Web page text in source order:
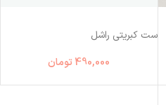
ست کبریتی راشل
490,000 تومان